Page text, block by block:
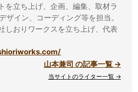
を立ち上げ、企画、編集、取材ラ
ザイン、コーディング等を担当。
しおりワークスを立ち上げ、代表
山本兼司 の記事一覧 →
当サイトのライター一覧 →